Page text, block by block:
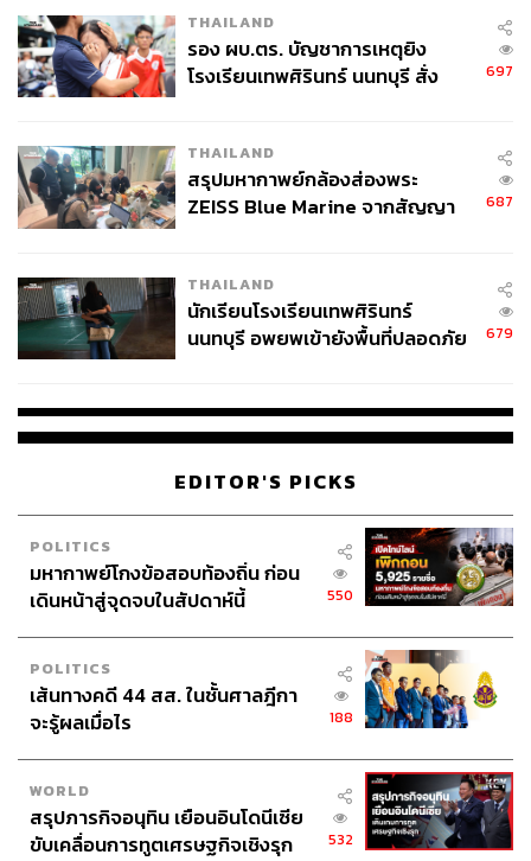
THAILAND
รอง ผบ.ตร. บัญชาการเหตุยิง
โรงเรียนเทพศิรินทร์ นนทบุรี สั่ง
697
THAILAND
สรุปมหากาพย์กล้องส่องพระ
ZEISS Blue Marine จากสัญญา
จ่ายหนี้-แอบระบุแบรนด์
687
THAILAND
นักเรียนโรงเรียนเทพศิรินทร์
นนทบุรี อพยพเข้ายังพื้นที่ปลอดภัย
679
EDITOR'S PICKS
POLITICS
มหากาพย์โกงข้อสอบท้องถิ่น ก่อน
เดินหน้าสู่จุดจบในสัปดาห์นี้
550
POLITICS
เส้นทางคดี 44 สส. ในชั้นศาลฎีกา
จะรู้ผลเมื่อไร
188
WORLD
สรุปภารกิจอนุทิน เยือนอินโดนีเซีย
ขับเคลื่อนการทูตเศรษฐกิจเชิงรุก
532